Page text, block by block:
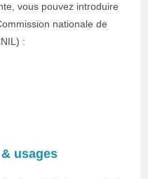
vous pouvez introduire
nationale de
:
usages